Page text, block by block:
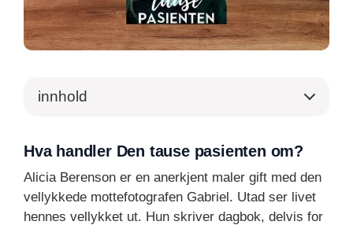
innhold
Hva handler Den tause pasienten om?
Alicia Berenson er en anerkjent maler gift med den
vellykkede mottefotografen Gabriel. Utad ser livet
hennes vellykket ut. Hun skriver dagbok, delvis for